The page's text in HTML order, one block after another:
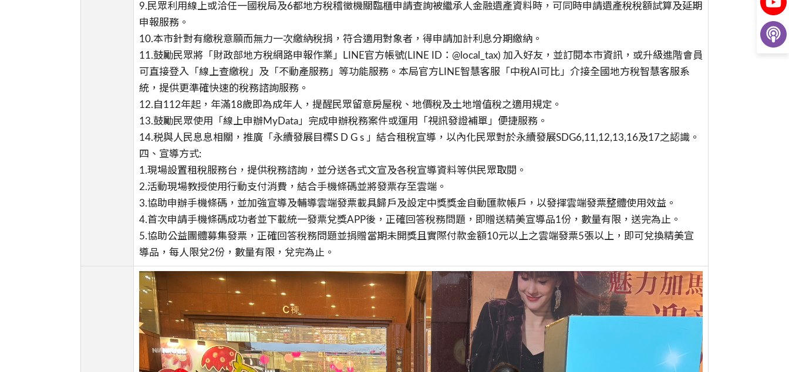
9.民眾利用線上或洽任一國稅局及6都地方稅稽徵機關臨櫃申請查詢被繼承人金融遺產資料時，可同時申請遺產稅稅額試算及延期
申報服務。
10.本市針對有繳稅意願而無力一次繳納稅捐，符合適用對象者，得申請加計利息分期繳納。
11.鼓勵民眾將「財政部地方稅網路申報作業」LINE官方帳號(LINE ID：@local_tax) 加入好友，並訂閱本市資訊，或升級進階會員
可直接登入「線上查繳稅」及「不動產服務」等功能服務。本局官方LINE智慧客服「中稅AI可比」介接全國地方稅智慧客服系
統，提供更準確快速的稅務諮詢服務。
12.自112年起，年滿18歲即為成年人，提醒民眾留意房屋稅、地價稅及土地增值稅之適用規定。
13.鼓勵民眾使用「線上申辦MyData」完成申辦稅務案件或運用「視訊發證補單」便捷服務。
14.税與人民息息相關，推廣「永續發展目標S D G s 」結合租稅宣導，以內化民眾對於永續發展SDG6,11,12,13,16及17之認識。
四、宣導方式:
1.現場設置租稅服務台，提供稅務諮詢，並分送各式文宣及各稅宣導資料等供民眾取閱。
2.活動現場教授使用行動支付消費，結合手機條碼並將發票存至雲端。
3.協助申辦手機條碼，並加強宣導及輔導雲端發票載具歸戶及設定中獎獎金自動匯款帳戶，以發揮雲端發票整體使用效益。
4.首次申請手機條碼成功者並下載統一發票兌獎APP後，正確回答稅務問題，即贈送精美宣導品1份，數量有限，送完為止。
5.協助公益團體募集發票，正確回答稅務問題並捐贈當期未開獎且實際付款金額10元以上之雲端發票5張以上，即可兌換精美宣
導品，每人限兌2份，數量有限，兌完為止。